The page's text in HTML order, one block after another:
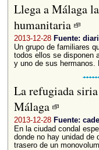
Llega a Málaga
humanitaria
2013-12-28 Fuente:
Un grupo de familiares
todos ellos se disponen
y uno de sus hermanos.
La refugiada
Málaga
2013-12-28 Fuente:
En la ciudad condal
donde no hay unidad de
trasero de un